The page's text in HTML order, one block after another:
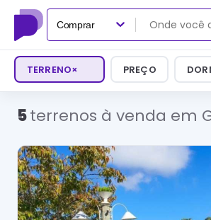
Comprar
TERRENO× PREÇO
5terrenos à venda em